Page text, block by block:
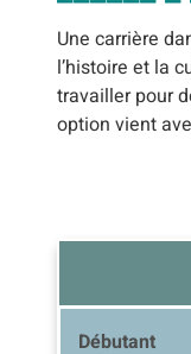
Une carrière
l’histoire et la
travailler pour
option vient
Débutant